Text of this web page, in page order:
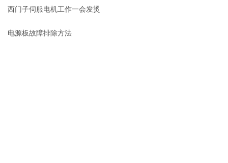
维修
西门子伺服电机工作一会发烫
修理
电源板故障排除方法